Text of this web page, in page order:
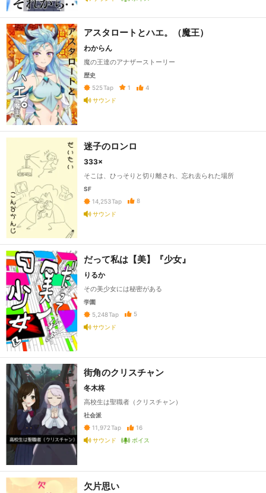
アスタロートとハエ。（魔王）
わからん
魔の王達のアナザーストーリー
歴史
525Tap 1
4
サウンド
迷子のロンロ
333×
そこは、ひっそりと切り離され、忘れ去られた場所
SF
14,253Tap
8
サウンド
だって私は【美】『少女』
りるか
その美少女には秘密がある
学園
5,248Tap
5
サウンド
街角のクリスチャン
冬木柊
高校生は聖職者（クリスチャン）
社会派
11,972Tap
16
サウンド
ボイス
欠片思い